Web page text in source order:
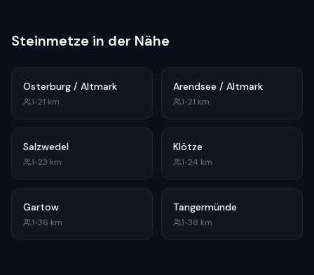
Steinmetze in der Nähe
Osterburg / Altmark
1•21 km
Arendsee / Altmark
1•21 km
Salzwedel
1•23 km
Klötze
1•24 km
Gartow
1•36 km
Tangermünde
1•38 km